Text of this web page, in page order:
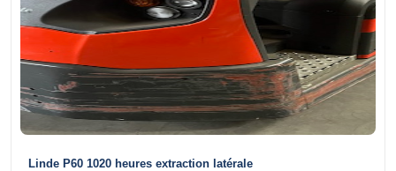
Linde P60 1020 heures extraction latérale